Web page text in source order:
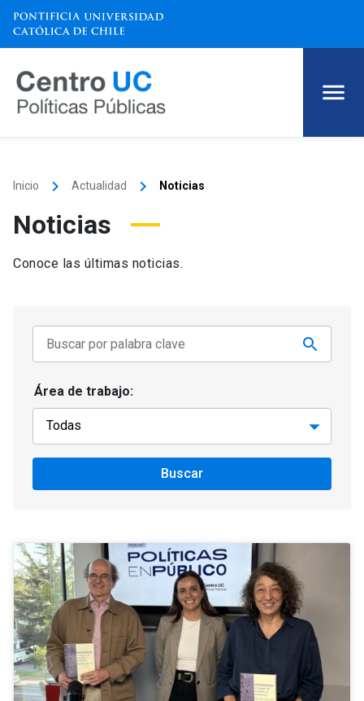
Inicio keyboard_arrow_right Actualidad keyboard_arrow_right Noticias
Noticias
Conoce las últimas noticias.
Área de trabajo:
Buscar